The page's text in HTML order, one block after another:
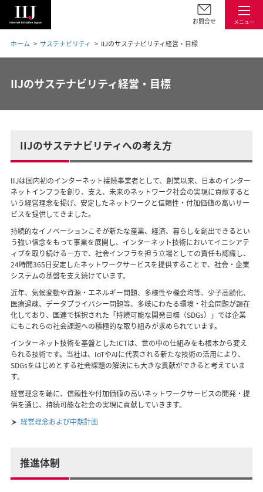
メニュー
お問合せ
ホーム サステナビリティ IIJのサステナビリティ経営・目標
IIJのサステナビリティ経営・目標
IIJのサステナビリティへの考え方
IIJは国内初のインターネット接続事業者として、創業以来、日本のインター
ネットインフラを創り、支え、未来のネットワーク社会の実現に貢献すると
いう経営理念を掲げ、安定したネットワークと信頼性・付加価値の高いサー
ビスを提供してきました。
持続的なイノベーションこそが新たな産業、経済、暮らしを創出できるとい
う強い信念をもって事業を展開し、インターネット技術においてイニシアテ
ィブを取り続ける一方で、社会インフラを担う立場としての責任も認識し、
24時間365日安定したネットワークサービスを提供することで、社会・企業
システムの基盤を支え続けています。
近年、気候変動や資源・エネルギー問題、多様性や機会均等、少子高齢化、
医療過疎、データプライバシー問題等、多岐にわたる環境・社会問題が顕在
化しており、国連で採択された「持続可能な開発目標（SDGs）」では企業
にもこれらの社会課題への積極的な取り組みが求められています。
インターネット技術を基盤としたICTは、世の中の仕組みをも根本から変え
られる技術です。当社は、IoTやAIに代表される新たな技術の活用により、
SDGsをはじめとする社会課題の解決にも大きな貢献ができると考えていま
す。
経営理念を軸に、信頼性や付加価値の高いネットワークサービスの開発・提
供を通じ、持続可能な社会の実現に貢献していきます。
経営理念および中期計画
推進体制